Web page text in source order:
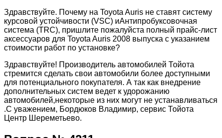
Здравствуйте. Почему на Toyota Auris не ставят систему
курсовой устойчивости (VSC) иАнтипробуксовочная
система (TRC), пришлите пожалуйста полный прайс-лист
аксессуаров для Toyota Auris 2008 выпуска с указанием
стоимости работ по установке?
Здравствуйте! Производитель автомобилей Тойота
стремится сделать свои автомобили более доступными
для потенциального покупателя. А так как внедрение
дополнительных систем ведет к удорожанию
автомобилей,некоторые из них могут не устанавливаться
.С уважением, Бордюков Владимир, сервис Тойота
Центр Шереметьево.